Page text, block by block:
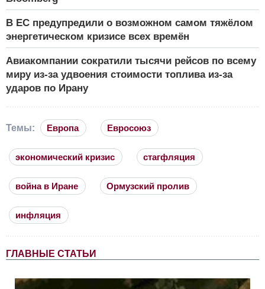
В ЕС предупредили о возможном самом тяжёлом
энергетическом кризисе всех времён
Авиакомпании сократили тысячи рейсов по всему
миру из-за удвоения стоимости топлива из-за
ударов по Ирану
Темы: Европа Евросоюз
экономический кризис стагфляция
война в Иране Ормузский пролив
инфляция
ГЛАВНЫЕ СТАТЬИ